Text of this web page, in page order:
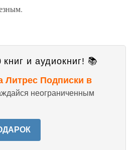
и аудиокниг! 📚
Литрес Подписки в
неограниченным